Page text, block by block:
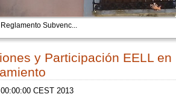
Subvenc...
y Participación EELL en
CEST 2013